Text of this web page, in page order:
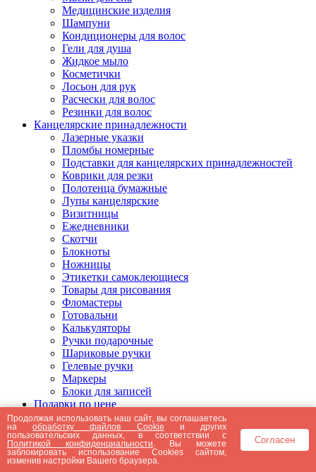
Медицинские изделия
Шампуни
Кондиционеры для волос
Гели для душа
Жидкое мыло
Косметички
Лосьон для рук
Расчески для волос
Резинки для волос
Канцелярские принадлежности
Лазерные указки
Пломбы номерные
Подставки для канцелярских принадлежностей
Коврики для резки
Полотенца бумажные
Лупы канцелярские
Визитницы
Ежедневники
Скотчи
Блокноты
Ножницы
Этикетки самоклеющиеся
Товары для рисования
Фломастеры
Готовальни
Калькуляторы
Ручки подарочные
Шариковые ручки
Гелевые ручки
Маркеры
Блоки для записей
Подарки по цене
Подарки от 5000 рублей
Подарки до 5000 рублей
Подарки до 3000 рублей
Подарки до 2000 рублей
Подарки до 1000 рублей
Продолжая использовать наш сайт, вы соглашаетесь
наобработку файлов Cookie и других
пользовательских данных, в соответствии с
Политикой конфиденциальности . Вы можете
заблокировать использование Cookies сайтом,
изменив настройки Вашего браузера.
Согласен